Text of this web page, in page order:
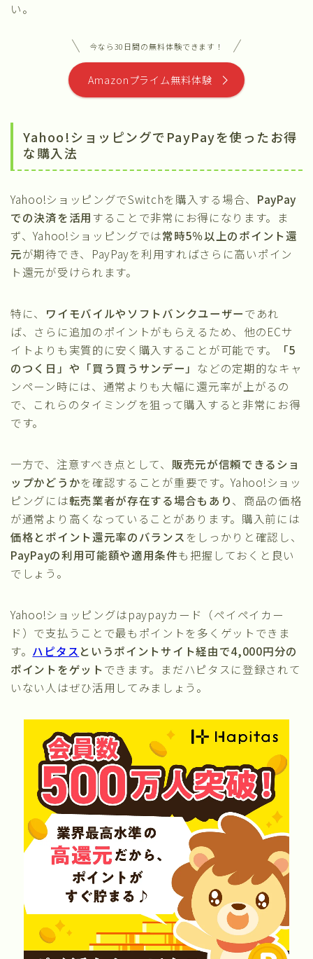
い。
今なら30日間の無料体験できます！
Amazonプライム無料体験
Yahoo!ショッピングでPayPayを使ったお得
な購入法
Yahoo!ショッピングでSwitchを購入する場合、 PayPay
での決済を活用 することで非常にお得になります。ま
ず、Yahoo!ショッピングでは常時5％以上のポイント還
元が期待でき、PayPayを利用すればさらに高いポイン
ト還元が受けられます。
特に、 ワイモバイルやソフトバンクユーザーであれ
ば、さらに追加のポイントがもらえるため、他のECサ
イトよりも実質的に安く購入することが可能です。
「5
のつく日」や「買う買うサンデー」 などの定期的なキャ
ンペーン時には、通常よりも大幅に還元率が上がるの
で、これらのタイミングを狙って購入すると非常にお得
です。
一方で、注意すべき点として、 販売元が信頼できるショ
ップかどうかを確認することが重要です。Yahoo!ショッ
ピングには転売業者が存在する場合もあり、商品の価格
が通常より高くなっていることがあります。購入前には
価格とポイント還元率のバランス をしっかりと確認し、
PayPayの利用可能額や適用条件も把握しておくと良い
でしょう。
Yahoo!ショッピングはpaypayカード（ペイペイカー
ド）で支払うことで最もポイントを多くゲットできま
す。 ハピタス というポイントサイト経由で4,000円分の
ポイントをゲットできます。まだハピタスに登録されて
いない人はぜひ活用してみましょう。